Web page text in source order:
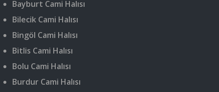
Bayburt Cami Halısı
Bilecik Cami Halısı
Bingöl Cami Halısı
Bitlis Cami Halısı
Bolu Cami Halısı
Burdur Cami Halısı